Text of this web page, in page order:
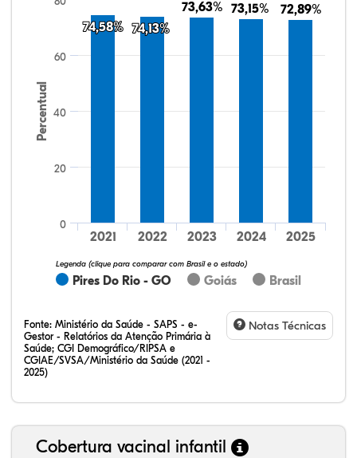
Percentual
74,58%
74,58% 74,13%
74,13%
73,63%
73,63% 73,15%
73,15% 72,89%
72,89%
Pires Do Rio - GO Goiás Brasil
Legenda (clique para comparar com Brasil e o estado)
2021 2022 2023 2024 2025
0
20
40
60
Fonte: Ministério da Saúde - SAPS - e-
Gestor - Relatórios da Atenção Primária à
Saúde; CGI Demográfico/RIPSA e
CGIAE/SVSA/Ministério da Saúde (2021 -
2025)
Notas Técnicas
Cobertura vacinal infantil